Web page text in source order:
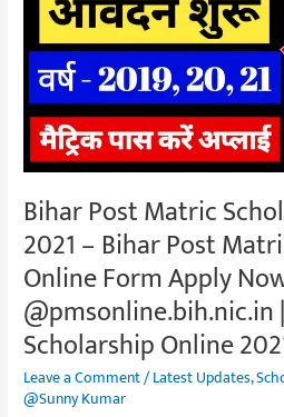
Bihar Post Matric
2021 – Bihar Post
Online Form Apply
@pmsonline.bih.nic.in
Scholarship Online
Leave a Comment/Latest Updates,
@Sunny Kumar
Scholarship
Portal
2021
–
Bihar
Post
Scholarship
Online
Form
Apply
Now
@pmsonline.bih.nic.in
|
Bihar